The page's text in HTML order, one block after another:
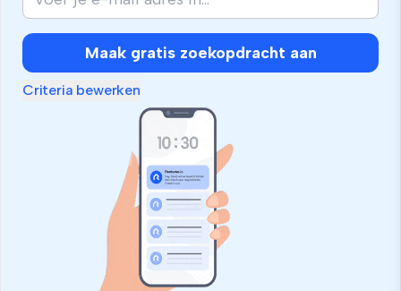
mens
bent,
negeer
dit
Maak gratis zoekopdracht aan
Criteria bewerken